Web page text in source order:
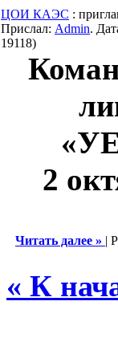
ЦОИ КАЭС :
Прислал: Admin.
19118)
2
Читать далее » |
« К